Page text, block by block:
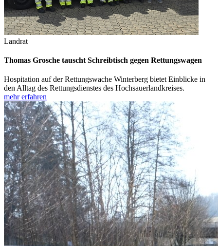
Landrat
Thomas Grosche tauscht Schreibtisch gegen Rettungswagen
Hospitation auf der Rettungswache Winterberg bietet Einblicke in
den Alltag des Rettungsdienstes des Hochsauerlandkreises.
mehr erfahren